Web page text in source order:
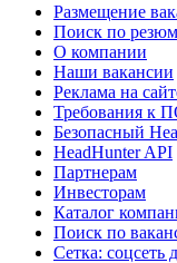
Размещение
Поиск по
О компании
Наши вакансии
Реклама на
Требования к
Безопасный
HeadHunter API
Партнерам
Инвесторам
Каталог
Поиск по
Сетка: соцсеть